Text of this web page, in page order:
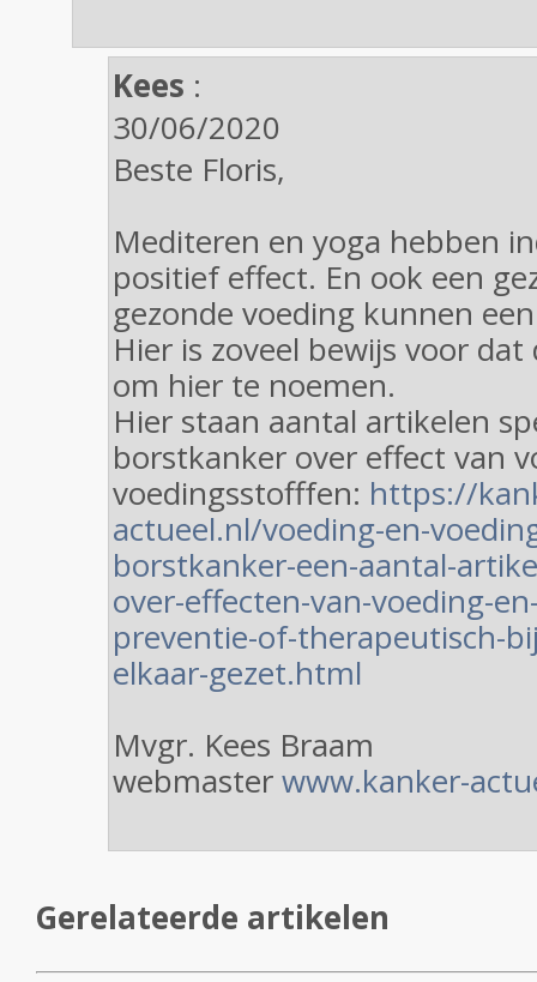
Kees :
30/06/2020
Beste Floris,
Mediteren en yoga hebben
positief effect. En ook een
gezonde voeding kunnen
Hier is zoveel bewijs voor
om hier te noemen.
Hier staan aantal artikelen
borstkanker over effect van
voedingsstofffen: https://
actueel.nl/voeding-en-
borstkanker-een-aantal-
over-effecten-van-voeding-
preventie-of-therapeutisch-
elkaar-gezet.html
Mvgr. Kees Braam
webmasterwww.kanker-
Gerelateerde artikelen